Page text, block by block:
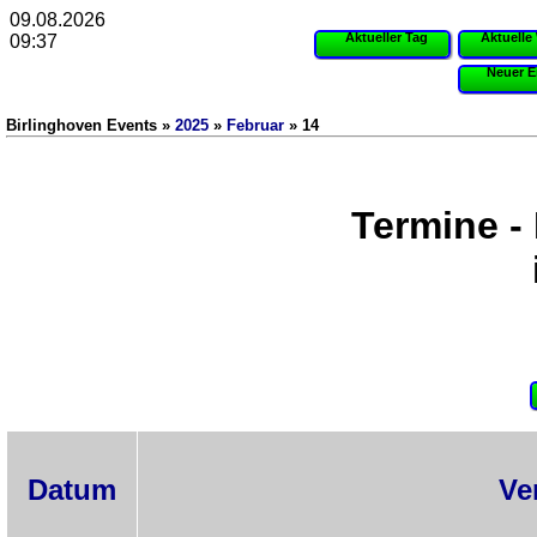
Aktueller Tag Aktuelle
Neuer
Birlinghoven Events » 2025 » Februar » 14
Termine
Datum
09.08.2026
09:37